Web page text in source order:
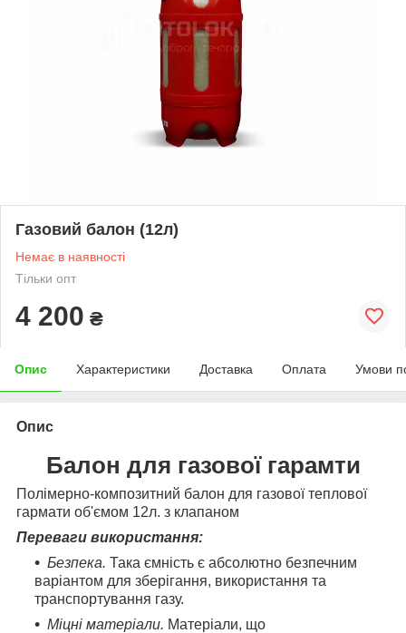
Газовий балон (12л)
Немає в наявності
Тільки опт
4 200 ₴
Опис Характеристики Доставка Оплата Умови
Опис
Балон для газової гарамти
Полімерно-композитний балон для газової теплової
гармати об'ємом 12л. з клапаном
Переваги використання:
Безпека. Така ємність є абсолютно безпечним
варіантом для зберігання, використання та
транспортування газу.
Міцні матеріали. Матеріали, що